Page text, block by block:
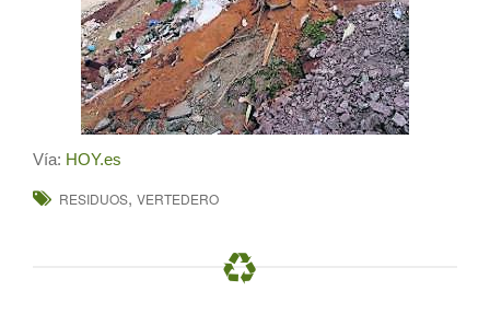
Vía: HOY.es
RESIDUOS, VERTEDERO